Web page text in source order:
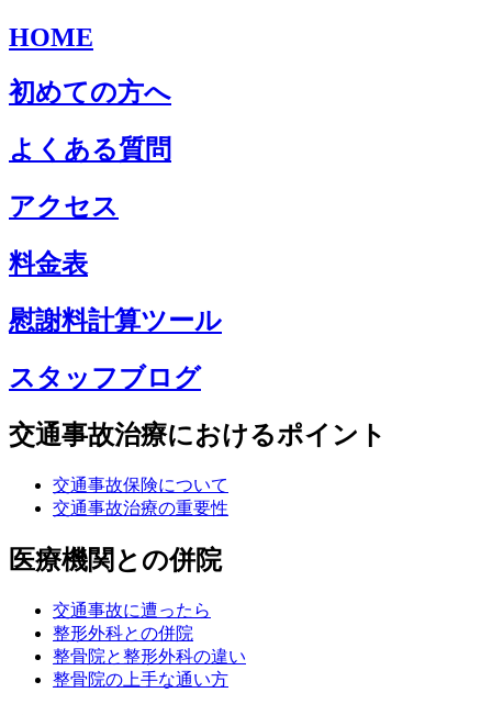
HOME
初めての方へ
よくある質問
アクセス
料金表
慰謝料計算ツール
スタッフブログ
交通事故治療におけるポイント
交通事故保険について
交通事故治療の重要性
医療機関との併院
交通事故に遭ったら
整形外科との併院
整骨院と整形外科の違い
整骨院の上手な通い方